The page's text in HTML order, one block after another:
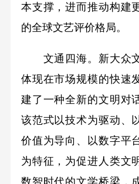
本支撑，进而推动构建
的全球文艺评价格局。
文通四海。新大众文
体现在市场规模的快速
建了一种全新的文明对
该范式以技术为驱动、
价值为导向、以数字平
为特征，为促进人类文
数智时代的文学桥梁，